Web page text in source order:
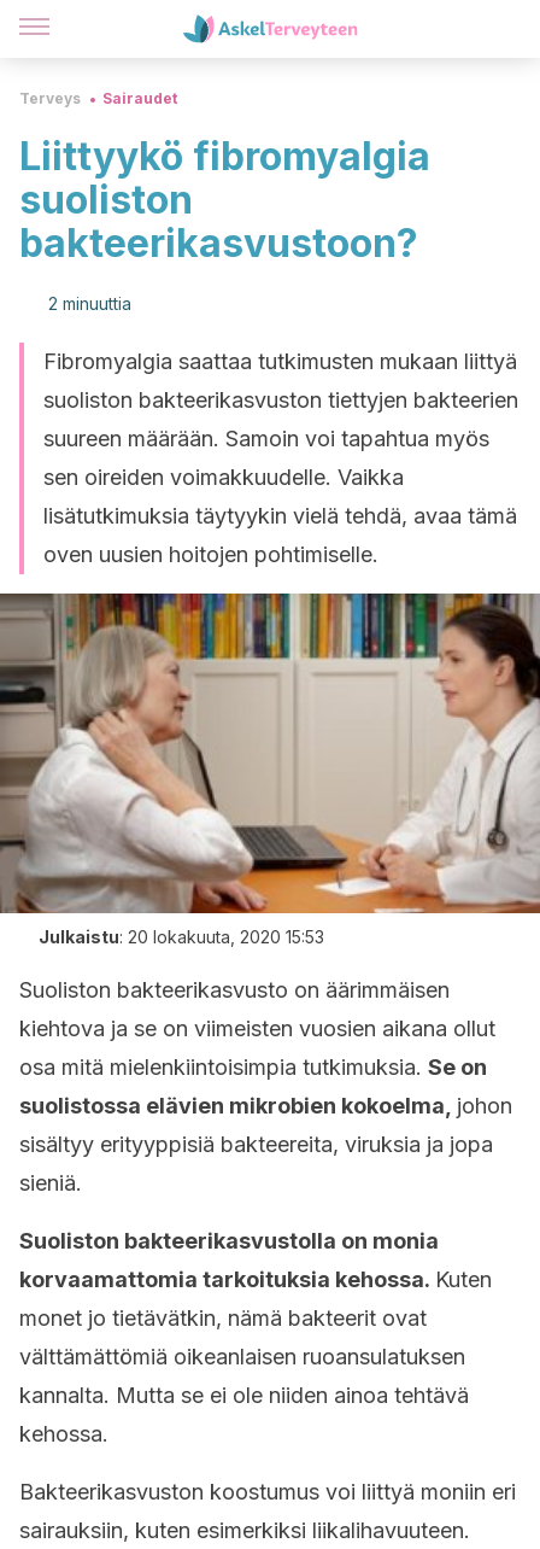
Terveys Sairaudet
Liittyykö fibromyalgia
suoliston
bakteerikasvustoon?
2 minuuttia
Fibromyalgia saattaa tutkimusten mukaan liittyä
suoliston bakteerikasvuston tiettyjen bakteerien
suureen määrään. Samoin voi tapahtua myös
sen oireiden voimakkuudelle. Vaikka
lisätutkimuksia täytyykin vielä tehdä, avaa tämä
oven uusien hoitojen pohtimiselle.
Julkaistu: 20 lokakuuta, 2020 15:53
Suoliston bakteerikasvusto on äärimmäisen
kiehtova ja se on viimeisten vuosien aikana ollut
osa mitä mielenkiintoisimpia tutkimuksia. Se on
suolistossa elävien mikrobien kokoelma, johon
sisältyy erityyppisiä bakteereita, viruksia ja jopa
sieniä.
Suoliston bakteerikasvustolla on monia
korvaamattomia tarkoituksia kehossa. Kuten
monet jo tietävätkin, nämä bakteerit ovat
välttämättömiä oikeanlaisen ruoansulatuksen
kannalta. Mutta se ei ole niiden ainoa tehtävä
kehossa.
Bakteerikasvuston koostumus voi liittyä moniin eri
sairauksiin, kuten esimerkiksi liikalihavuuteen.